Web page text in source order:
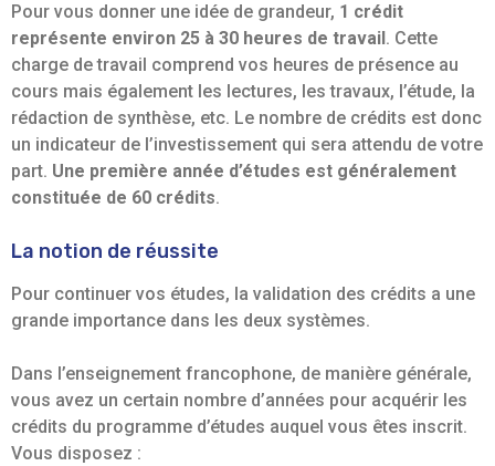
Pour vous donner une idée de grandeur, 1 crédit
représente environ 25 à 30 heures de travail . Cette
charge de travail comprend vos heures de présence au
cours mais également les lectures, les travaux, l’étude, la
rédaction de synthèse, etc. Le nombre de crédits est donc
un indicateur de l’investissement qui sera attendu de votre
part. Une première année d’études est généralement
constituée de 60 crédits.
La notion de réussite
Pour continuer vos études, la validation des crédits a une
grande importance dans les deux systèmes.
Dans l’enseignement francophone, de manière générale,
vous avez un certain nombre d’années pour acquérir les
crédits du programme d’études auquel vous êtes inscrit.
Vous disposez :